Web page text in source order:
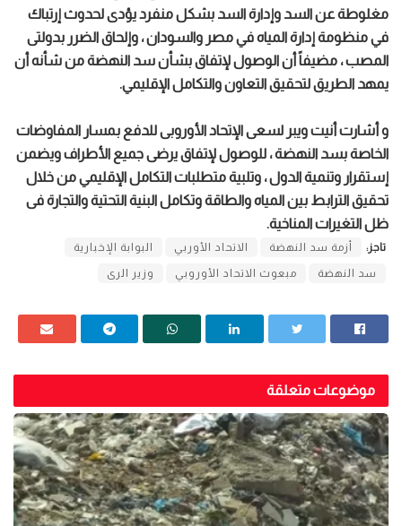
مغلوطة عن السد وإدارة السد بشكل منفرد يؤدى لحدوث إرتباك
في منظومة إدارة المياه في مصر والسودان ، وإلحاق الضرر بدولتى
المصب ، مضيفاً أن الوصول لإتفاق بشأن سد النهضة من شأنه أن
يمهد الطريق لتحقيق التعاون والتكامل الإقليمي.
و أشارت أنيت ويبر لسعى الإتحاد الأوروبى للدفع بمسار المفاوضات
الخاصة بسد النهضة ، للوصول لإتفاق يرضى جميع الأطراف ويضمن
إستقرار وتنمية الدول ، وتلبية متطلبات التكامل الإقليمي من خلال
تحقيق الترابط بين المياه والطاقة وتكامل البنية التحتية والتجارة فى
ظل التغيرات المناخية.
تاجز: أزمة سد النهضة الاتحاد الأوربي البوابة الإخبارية
سد النهضة مبعوث الاتحاد الأوروبي وزير الرى
موضوعات متعلقة